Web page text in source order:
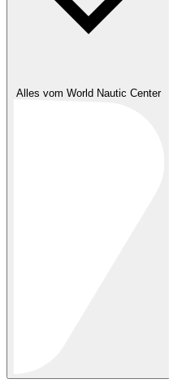
Alles vom World Nautic Center